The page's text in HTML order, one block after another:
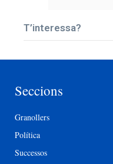
T’interessa?
Seccions
Granollers
Política
Successos